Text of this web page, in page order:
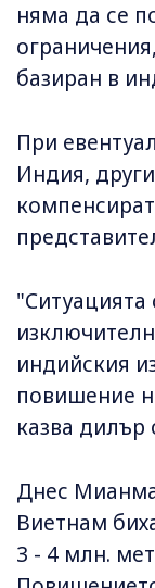
няма да се
базиран в
При
Индия,
"Ситуацията
индийския
повишение
казва дилър
Днес
Виетнам
3 - 4 млн.